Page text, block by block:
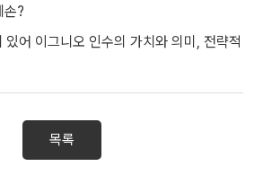
손?
있어 이그니오 인수의 가치와 의미, 전략적
목록